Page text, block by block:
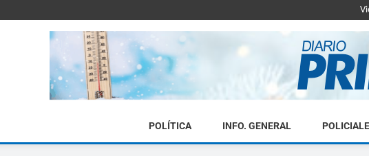
POLÍTICA INFO. GENERAL